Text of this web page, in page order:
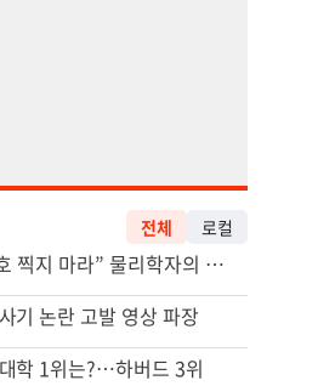
전체 로컬
“로또, 이 번호 찍지 마라” 물리학자의 당첨금 높이는 비밀
기 논란 고발 영상 파장
학 1위는?…하버드 3위